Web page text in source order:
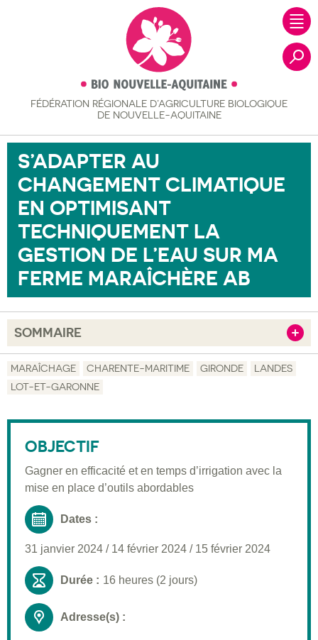
FÉDÉRATION RÉGIONALE D’AGRICULTURE BIOLOGIQUE
DE NOUVELLE-AQUITAINE
S’ADAPTER AU
CHANGEMENT CLIMATIQUE
EN OPTIMISANT
TECHNIQUEMENT LA
GESTION DE L’EAU SUR MA
FERME MARAÎCHÈRE AB
SOMMAIRE
Objectif
Description
Public visé
Pré-requis
Validation
Informations pratiques
MARAÎCHAGE CHARENTE-MARITIME GIRONDE
LANDES
LOT-ET-GARONNE
OBJECTIF
Gagner en efficacité et en temps d’irrigation avec la
mise en place d’outils abordables
Dates :
31 janvier 2024 / 14 février 2024 / 15 février 2024
Durée : 16 heures (2 jours)
Adresse(s) :